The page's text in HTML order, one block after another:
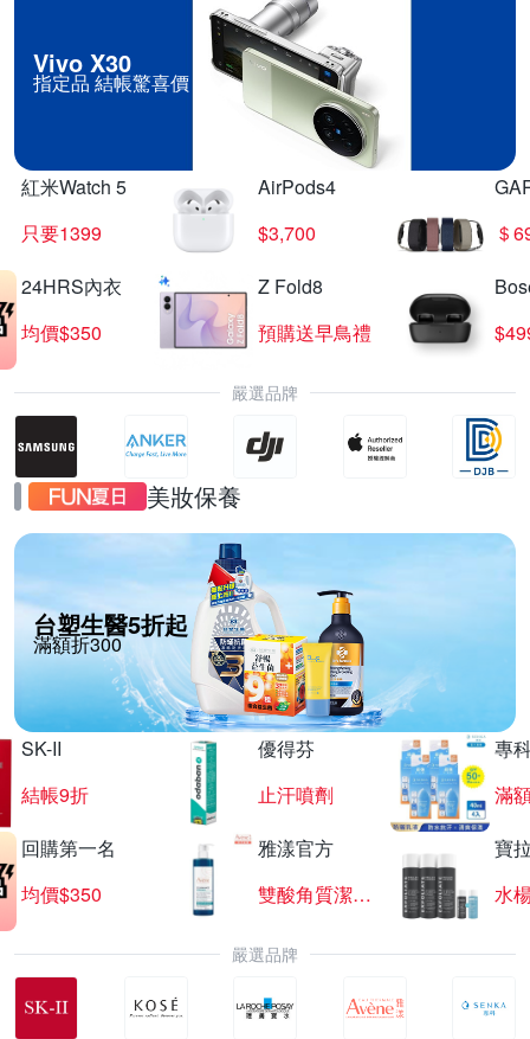
Vivo X30
指定品 結帳驚喜價
紅米Watch 5
只要1399
AirPods4
$3,700
＄
24HRS內衣
均價$350
Z Fold8
預購送早鳥禮
嚴選品牌
美妝保養
台塑生醫5折起
滿額折300
SK-II
結帳9折
優得芬
止汗噴劑
專
滿
回購第一名
均價$350
雅漾官方
雙酸角質潔膚露
寶
水
嚴選品牌